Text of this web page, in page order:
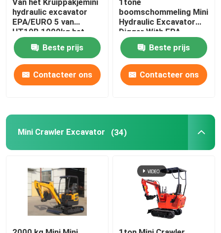
Van het Kruippakjemini
hydraulic excavator
EPA/EURO 5 van
HT10B 1000kg het
Huisgebruik
Beste prijs
Contacteer ons
1tone
boomschommeling Mini
Hydraulic Excavator
Digger With EPA
HT10G
Beste prijs
Contacteer ons
Mini Crawler Excavator (34)